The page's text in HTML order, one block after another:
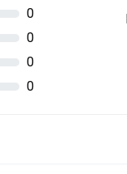
0
0
0
0